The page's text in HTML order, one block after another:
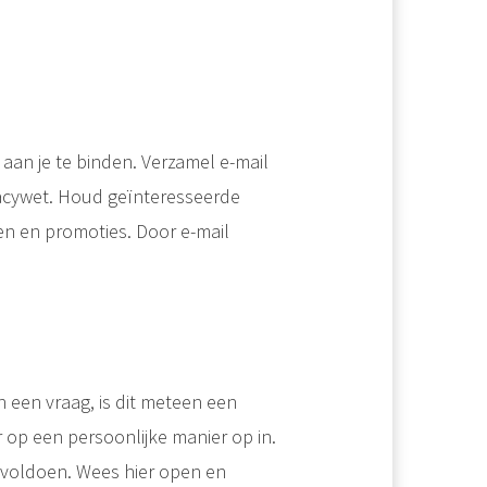
je te binden. Verzamel e-mail
Houd geïnteresseerde
en promoties. Door e-mail
vraag, is dit meteen een
een persoonlijke manier op in.
Wees hier open en